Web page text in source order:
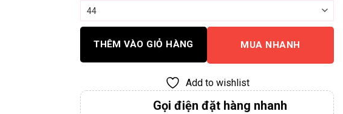
THÊM VÀO GIỎ HÀNG MUA NHANH
Add to wishlist
Gọi điện đặt hàng nhanh